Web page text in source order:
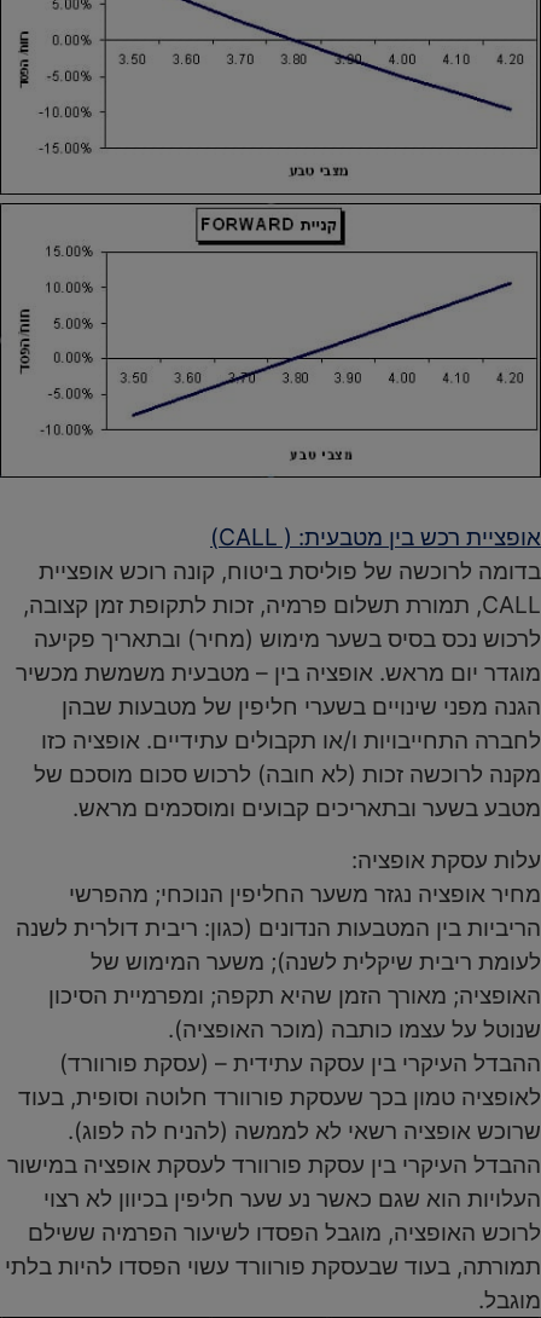
אופציית רכש בין מטבעית: ( CALL)
בדומה לרוכשה של פוליסת ביטוח, קונה רוכש אופציית
CALL, תמורת תשלום פרמיה, זכות לתקופת זמן קצובה,
לרכוש נכס בסיס בשער מימוש (מחיר) ובתאריך פקיעה
מוגדר יום מראש. אופציה בין – מטבעית משמשת מכשיר
הגנה מפני שינויים בשערי חליפין של מטבעות שבהן
לחברה התחייבויות ו/או תקבולים עתידיים. אופציה כזו
מקנה לרוכשה זכות (לא חובה) לרכוש סכום מוסכם של
מטבע בשער ובתאריכים קבועים ומוסכמים מראש.
עלות עסקת אופציה:
מחיר אופציה נגזר משער החליפין הנוכחי; מהפרשי
הריביות בין המטבעות הנדונים (כגון: ריבית דולרית לשנה
לעומת ריבית שיקלית לשנה); משער המימוש של
האופציה; מאורך הזמן שהיא תקפה; ומפרמיית הסיכון
שנוטל על עצמו כותבה (מוכר האופציה).
ההבדל העיקרי בין עסקה עתידית – (עסקת פורוורד)
לאופציה טמון בכך שעסקת פורוורד חלוטה וסופית, בעוד
שרוכש אופציה רשאי לא לממשה (להניח לה לפוג).
ההבדל העיקרי בין עסקת פורוורד לעסקת אופציה במישור
העלויות הוא שגם כאשר נע שער חליפין בכיוון לא רצוי
לרוכש האופציה, מוגבל הפסדו לשיעור הפרמיה ששילם
תמורתה, בעוד שבעסקת פורוורד עשוי הפסדו להיות בלתי
מוגבל.